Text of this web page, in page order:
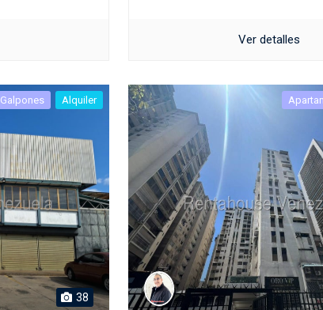
Ver detalles
Galpones Alquiler
38